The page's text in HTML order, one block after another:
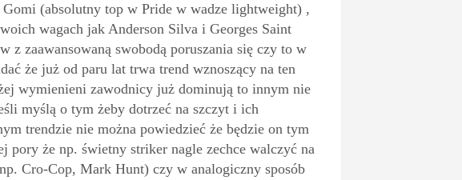
(absolutny top w Pride w wadze lightweight) ,
wagach jak Anderson Silva i Georges Saint
z zaawansowaną swobodą poruszania się czy to w
że już od paru lat trwa trend wznoszący na ten
wymienieni zawodnicy już dominują to innym nie
myślą o tym żeby dotrzeć na szczyt i ich
trendzie nie można powiedzieć że będzie on tym
pory że np. świetny striker nagle zechce walczyć na
Cro-Cop, Mark Hunt) czy w analogiczny sposób